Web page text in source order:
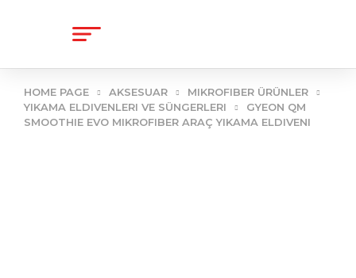
HOME PAGE AKSESUAR
MIKROFIBER ÜRÜNLER
YIKAMA ELDIVENLERI VE SÜNGERLERI
GYEON QM
SMOOTHIE EVO MIKROFIBER ARAÇ YIKAMA ELDIVENI